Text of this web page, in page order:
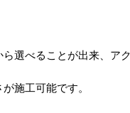
ら選べることが出来、ア
施工可能です。